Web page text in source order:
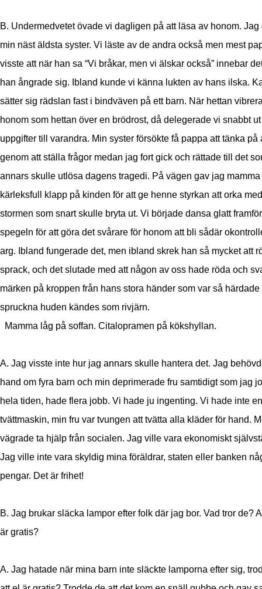
B. Undermedvetet övade vi dagligen på att läsa av honom. Jag
min näst äldsta syster. Vi läste av de andra också men mest
visste att när han sa “Vi bråkar, men vi älskar också” innebar
han ångrade sig. Ibland kunde vi känna lukten av hans ilska.
sätter sig rädslan fast i bindväven på ett barn. När hettan
honom som hettan över en brödrost, då delegerade vi snabbt ut
uppgifter till varandra. Min syster försökte få pappa att tänka på
genom att ställa frågor medan jag fort gick och rättade till det
annars skulle utlösa dagens tragedi. På vägen gav jag mamma
kärleksfull klapp på kinden för att ge henne styrkan att orka med
stormen som snart skulle bryta ut. Vi började dansa glatt framför
spegeln för att göra det svårare för honom att bli sådär
arg. Ibland fungerade det, men ibland skrek han så mycket att
sprack, och det slutade med att någon av oss hade röda och
märken på kroppen från hans stora händer som var så härdade
spruckna huden kändes som rivjärn.
Mamma låg på soffan. Citalopramen på kökshyllan.
A. Jag visste inte hur jag annars skulle hantera det. Jag
hand om fyra barn och min deprimerade fru samtidigt som jag
hela tiden, hade flera jobb. Vi hade ju ingenting. Vi hade inte
tvättmaskin, min fru var tvungen att tvätta alla kläder för hand.
vägrade ta hjälp från socialen. Jag ville vara ekonomiskt
Jag ville inte vara skyldig mina föräldrar, staten eller banken
pengar. Det är frihet!
B. Jag brukar släcka lampor efter folk där jag bor. Vad tror de?
är gratis?
A. Jag hatade när mina barn inte släckte lamporna efter sig,